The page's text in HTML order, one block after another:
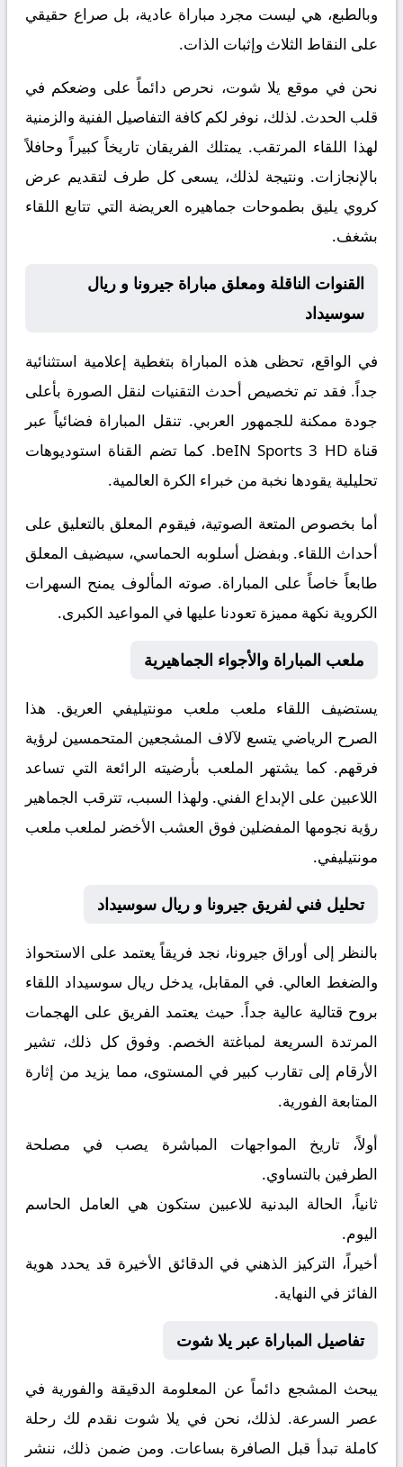
وبالطبع، هي ليست مجرد مباراة عادية، بل صراع حقيقي
على النقاط الثلاث وإثبات الذات.
نحن في موقع يلا شوت، نحرص دائماً على وضعكم في
قلب الحدث. لذلك، نوفر لكم كافة التفاصيل الفنية والزمنية
لهذا اللقاء المرتقب. يمتلك الفريقان تاريخاً كبيراً وحافلاً
بالإنجازات. ونتيجة لذلك، يسعى كل طرف لتقديم عرض
كروي يليق بطموحات جماهيره العريضة التي تتابع اللقاء
بشغف.
القنوات الناقلة ومعلق مباراة جيرونا و ريال
سوسيداد
في الواقع، تحظى هذه المباراة بتغطية إعلامية استثنائية
جداً. فقد تم تخصيص أحدث التقنيات لنقل الصورة بأعلى
جودة ممكنة للجمهور العربي. تنقل المباراة فضائياً عبر
قناةbeIN Sports 3 HD. كما تضم القناة استوديوهات
تحليلية يقودها نخبة من خبراء الكرة العالمية.
أما بخصوص المتعة الصوتية، فيقوم المعلق بالتعليق على
أحداث اللقاء. وبفضل أسلوبه الحماسي، سيضيف المعلق
طابعاً خاصاً على المباراة. صوته المألوف يمنح السهرات
الكروية نكهة مميزة تعودنا عليها في المواعيد الكبرى.
ملعب المباراة والأجواء الجماهيرية
يستضيف اللقاء ملعب ملعب مونتيليفي العريق. هذا
الصرح الرياضي يتسع لآلاف المشجعين المتحمسين لرؤية
فرقهم. كما يشتهر الملعب بأرضيته الرائعة التي تساعد
اللاعبين على الإبداع الفني. ولهذا السبب، تترقب الجماهير
رؤية نجومها المفضلين فوق العشب الأخضر لملعب ملعب
مونتيليفي.
تحليل فني لفريق جيرونا و ريال سوسيداد
بالنظر إلى أوراق جيرونا، نجد فريقاً يعتمد على الاستحواذ
والضغط العالي. في المقابل، يدخل ريال سوسيداد اللقاء
بروح قتالية عالية جداً. حيث يعتمد الفريق على الهجمات
المرتدة السريعة لمباغتة الخصم. وفوق كل ذلك، تشير
الأرقام إلى تقارب كبير في المستوى، مما يزيد من إثارة
المتابعة الفورية.
أولاً، تاريخ المواجهات المباشرة يصب في مصلحة
الطرفين بالتساوي.
ثانياً، الحالة البدنية للاعبين ستكون هي العامل الحاسم
اليوم.
أخيراً، التركيز الذهني في الدقائق الأخيرة قد يحدد هوية
الفائز في النهاية.
تفاصيل المباراة عبر يلا شوت
يبحث المشجع دائماً عن المعلومة الدقيقة والفورية في
عصر السرعة. لذلك، نحن في يلا شوت نقدم لك رحلة
كاملة تبدأ قبل الصافرة بساعات. ومن ضمن ذلك، ننشر